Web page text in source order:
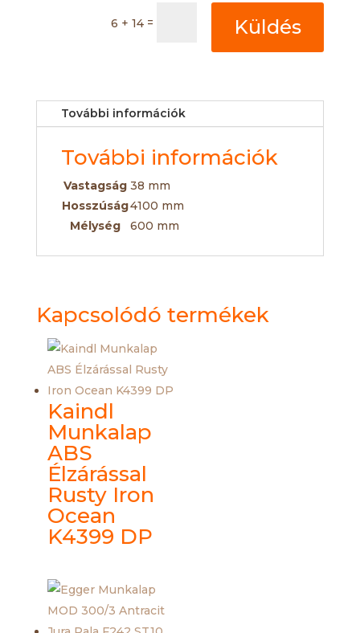
6 + 14 = Küldés
További információk
További információk
Vastagság 38 mm
Hosszúság4100 mm
Mélység
600 mm
Kapcsolódó termékek
Kaindl
Munkalap
ABS
Élzárással
Rusty Iron
Ocean
K4399 DP